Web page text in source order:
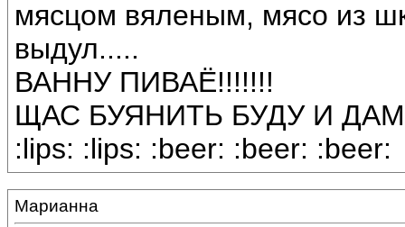
мясцом вяленым, мясо из
выдул.....
ВАННУ ПИВАЁ!!!!!!!
ЩАС БУЯНИТЬ БУДУ И ДАМ
:lips: :lips: :beer: :beer: :beer:
Марианна